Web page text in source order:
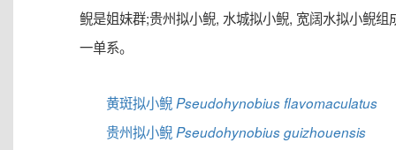
鲵是姐妹群;贵州拟小鲵, 水城拟小鲵, 宽阔水拟小鲵组
一单系。
黄斑拟小鲵 Pseudohynobius flavomaculatus
贵州拟小鲵 Pseudohynobius guizhouensis